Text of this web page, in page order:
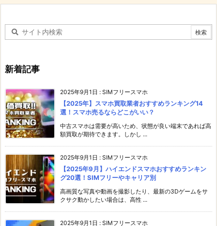
新着記事
2025年9月1日 : SIMフリースマホ
【2025年】スマホ買取業者おすすめランキング14
選！スマホ売るならどこがいい？
中古スマホは需要が高いため、状態が良い端末であれば高
額買取が期待できます。しかし ...
2025年9月1日 : SIMフリースマホ
【2025年9月】ハイエンドスマホおすすめランキン
グ20選！SIMフリーやキャリア別
高画質な写真や動画を撮影したり、最新の3Dゲームをサ
クサク動かしたい場合は、高性 ...
2025年9月1日 : SIMフリースマホ